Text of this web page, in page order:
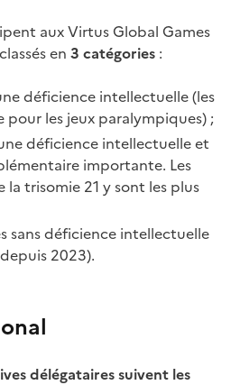
aux Virtus Global Games
en 3 catégories :
déficience intellectuelle (les
pour les jeux paralympiques) ;
déficience intellectuelle et
importante. Les
trisomie 21 y sont les plus
sans déficience intellectuelle
2023).
délégataires suivent les